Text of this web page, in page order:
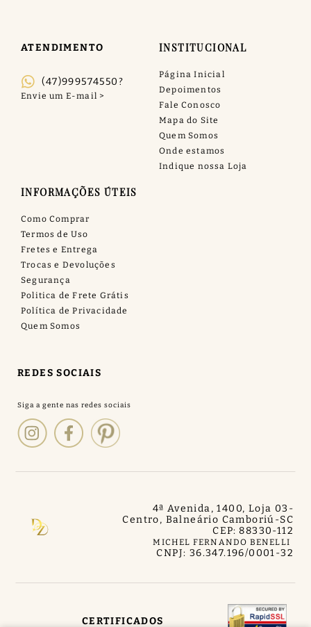
ATENDIMENTO
(47)999574550?
INSTITUCIONAL
Página Inicial
Depoimentos
Fale Conosco
Mapa do Site
Quem Somos
Onde estamos
Indique nossa Loja
INFORMAÇÕES ÚTEIS
Como Comprar
Termos de Uso
Fretes e Entrega
Trocas e Devoluções
Segurança
Politica de Frete Grátis
Política de Privacidade
Quem Somos
REDES SOCIAIS
MICHEL FERNANDO BENELLI
4ª Avenida, 1400, Loja 03 -
Centro, Balneário Camboriú-SC
CEP: 88330-112
CNPJ: 36.347.196/0001-32
CERTIFICADOS